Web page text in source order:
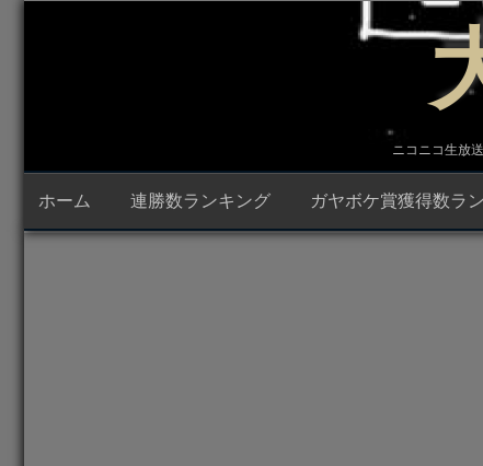
プ
ニコニコ生放
ホーム 連勝数ランキング ガヤボケ賞獲得数ラ